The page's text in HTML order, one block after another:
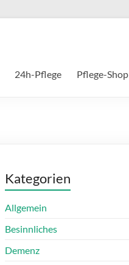
24h-Pflege Pflege-Shop
Kategorien
Allgemein
Besinnliches
Demenz